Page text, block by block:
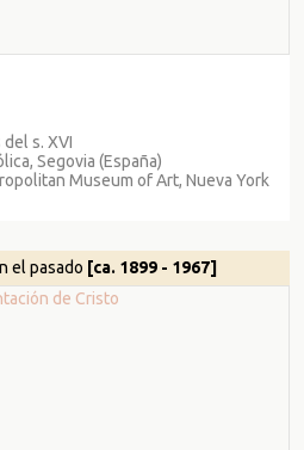
s. XVI
Segovia (España)
Museum of Art, Nueva York
el pasado [ca. 1899 - 1967]